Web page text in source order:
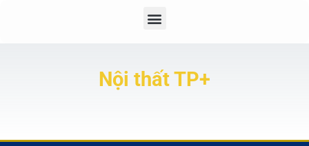
Nội thất TP+